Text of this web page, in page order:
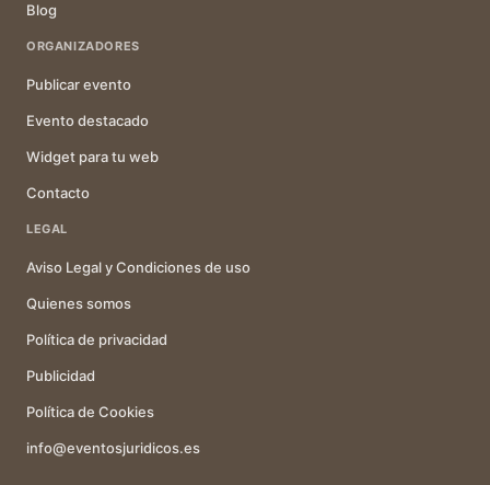
Blog
ORGANIZADORES
Publicar evento
Evento destacado
Widget para tu web
Contacto
LEGAL
Aviso Legal y Condiciones de uso
Quienes somos
Política de privacidad
Publicidad
Política de Cookies
info@eventosjuridicos.es